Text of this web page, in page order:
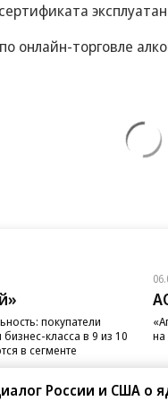
онлайн-торговле
покупатели
класса в 9 из 10
в сегменте
России и США о